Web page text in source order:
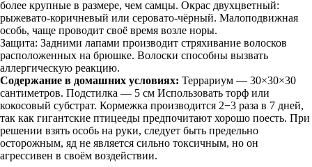
более крупные в размере, чем самцы. Окрас двухцветный:
рыжевато-коричневый или серовато-чёрный. Малоподвижная
особь, чаще проводит своё время возле норы.
Защита: Задними лапами производит стряхивание волосков
расположенных на брюшке. Волоски способны вызвать
аллергическую реакцию.
Содержание в домашних условиях: Террариум — 30×30×30
сантиметров. Подстилка — 5 см Использовать торф или
кокосовый субстрат. Кормежка производится 2−3 раза в 7 дней,
так как гигантские птицееды предпочитают хорошо поесть. При
решении взять особь на руки, следует быть предельно
осторожным, яд не является сильно токсичным, но он
агрессивен в своём воздействии.